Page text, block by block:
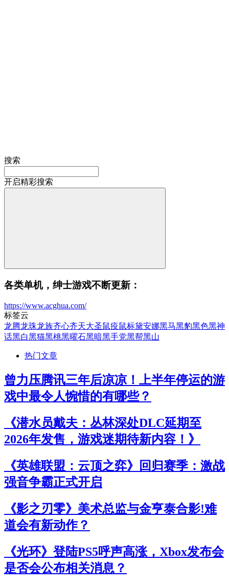
搜索
开启精彩搜索
各类单机，绅士游戏不断更新：
https://www.acghua.com/
标签云
龙腾龙珠龙族齐心齐天大圣鼠疫鼠标黛安娜黑马黑豹黑色黑神
话黑白黑猫黑桃黑曜石黑暗黑手党黑帮黑山
热门文章
曾力压腾讯三年后凉凉！上半年停运的游
戏中最令人惋惜的有哪些？
《潜水员戴夫：丛林深处DLC延期至
2026年发售，游戏迷期待新内容！》
《英雄联盟：云顶之弈》回归赛季：激战
强音争霸正式开启
《影之刃零》美术总监与金亨泰合影!难
道会有新动作？
《光环》登陆PS5呼声高涨，Xbox发布会
是否会公布相关消息？